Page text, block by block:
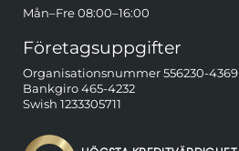
Mån–Fre 08:00–16:00
Företagsuppgifter
Organisationsnummer 556230-4369
Bankgiro 465-4232
Swish 1233305711